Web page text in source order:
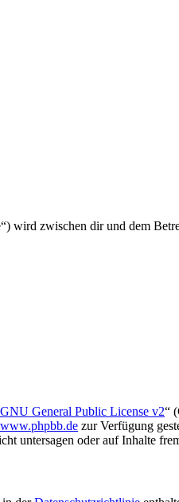
wird zwischen dir und dem
GNU General Public License v2“
www.phpbb.de zur Verfügung
untersagen oder auf Inhalte